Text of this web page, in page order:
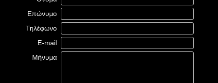
Επώνυμο
Τηλέφωνο
E-mail
Μήνυμα